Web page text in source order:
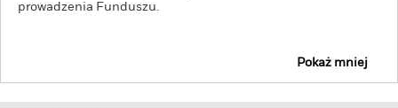
prowadzenia Funduszu.
Pokaż mniej